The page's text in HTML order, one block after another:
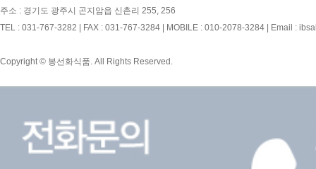
주소 : 경기도 광주시 곤지암읍 신촌리 255, 256
TEL : 031-767-3282
FAX : 031-767-3284 MOBILE : 010-2078-3284 Email :
Copyright © 봉선화식품. All Rights Reserved.